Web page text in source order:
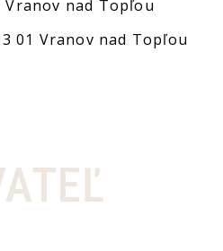
nad Topľou
01 Vranov nad Topľou